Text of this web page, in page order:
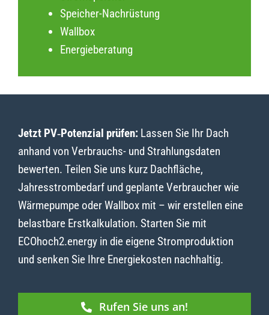
Speicher-Nachrüstung
Wallbox
Energieberatung
Jetzt PV‑Potenzial prüfen:Lassen Sie Ihr Dach
anhand von Verbrauchs- und Strahlungsdaten
bewerten. Teilen Sie uns kurz Dachfläche,
Jahresstrombedarf und geplante Verbraucher wie
Wärmepumpe oder Wallbox mit – wir erstellen eine
belastbare Erstkalkulation. Starten Sie mit
ECOhoch2.energy in die eigene Stromproduktion
und senken Sie Ihre Energiekosten nachhaltig.
Rufen Sie uns an!